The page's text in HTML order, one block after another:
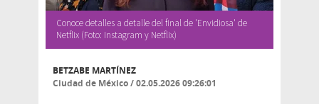
Conoce detalles a detalle del final de 'Envidiosa' de
Netflix (Foto: Instagram y Netflix)
BETZABE MARTÍNEZ
Ciudad de México/02.05.2026 09:26:01